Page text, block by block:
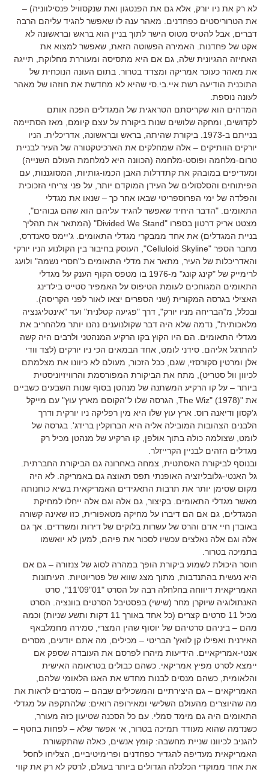
לא רק את ניו יורק, אלא גם את הפנטגון ואת שנקסוויל פנסילווניה) –
את הטרוריסטים כפחדנים. מאהר ענה לו שאפשר להגיד עליהם הרבה
דברים, אבל להטיס מטוס הישר לתוך בניין הוא בראש ובראשונה לא
אקט של פחדנות. האמירה הפשוטה הזאת, שאפשר למצוא את
האחיזה ההגיונית שלה, גם אם היא מתסיסה ומעוררת מחלוקת, תייגה
את מאהר כעוכר אמריקה ומצדד בטרור. בתום העונה הנוכחית של
התוכנית הודיעה רשת איי.בי.סי שהיא לא מחדשת את חוזהו של מאהר
לעונה נוספת.
המדהים הוא שקריסתם הטראגית של המגדלים הפכה אותם
לקדושים, ומחקה שלושים שנות ביקורת על עצם קיומם, מאז הסתיימה
בנייתם ב-1973. ביקורת שהיתה, בראש ובראשונה, אדריכלית. הניו
יורקים הוותיקים – אלה שמחלקים את הארכיטקטורה של העיר לבניית
טרום-מלחמה ופוסט-מלחמה (הכוונה היא למלחמת העולם השנייה)
ומעדיפים במובהק את קתדרלות האבן הכמו-גותיות, המסוגננות, עם
הפיתוחים והסלסולים של העידן המוקדם יותר, על פני צריחי הזכוכית
והפלדה של ימי הפרוספריטי שבאו אחר כך – שנאו את מגדלי
התאומים. "הדבר היחיד שאפשר להגיד עליהם הוא שהם גבוהים",
מצטט אריק דרטון בספרו "Divided We Stand" (המתאר את תהליך
בניית המגדלים) את אחד ממבקרי מגדלי התאומים. ג'יימס סאנדרס,
מחבר הספר "Celluloid Skyline", העוסק בחיבור בין הקולנוע הניו יורקי
והאדריכלות של העיר, מתאר את מדלי התאומים כ"חסרי נשמה" ולועג
לרימייק של "קינג קונג" מ-1976 בו מטפס הקוף הענק על מגדלי
התאומים המגוחכים לעומת הטיפוס על האמפיר סטייט בילדינג
האצילי בגרסה המקורית (שני הספרים יצאו לאור לפני הקריסה).
ובכלל, מ"הבריחה מניו יורק", דרך "פגיעה קטלנית" ועד "אינטליגנציה
מלאכותית", נדמה שלא היה דבר שקולנוענים נהנו יותר מלהחריב את
מגדלי התאומים. הם היו הקוץ בקו הרקיע המנהטני ולרבים היה קשה
להתרגל אליהם. סידני לומט, אחד הבמאים הכי ניו יורקים (לצד וודי
אלן ומרטין סקורסזי, שגם, ככל הזכור, מעולם לא כיוונו את מצלמתם
לכיוון וול סטריט), מתח את הביקורת המפורסמת והרוויזיוניסטית
ביותר – על קו הרקיע המשתנה של מנהטן בסוף שנות השבעים כשביים
את "The Wiz" (1978), הגרסה שלו ל"הקוסם מארץ עוץ" עם מייקל
ג'קסון ודיאנה רוס. ארץ עוץ שלו היא מין רפליקה ניו יורקית ודרך
הלבנים הצהובות המובילה אליה היא הברוקלין ברידג'. בגרסה של
לומט, שצולמה כולה בתוך אולפן, קו הרקיע של מנהטן מכיל רק
מגדלים הזהים לבניין הקרייזלר.
ובנוסף לביקורת האסתטית, צמחה באחרונה גם הביקורת החברתית.
גל האנטי-גלובליזציה האופנתי תפס תאוצה גם באמריקה. לא היה
מקום שסימן יותר את תרבות התאגידים האמריקאית בשיא כוחנותה
מאשר מגדלי התאומים. בקיצור, גם אלה וגם אלה ייחלו למחיקת
המגדלים, גם אם הם דיברו על מחיקה מטאפורית, כזו שאינה קשורה
באובדן חיי אדם והרס של עשרות בלוקים של דירות ומשרדים. אך גם
אלה וגם אלה נאלצים עכשיו לסכור את פיהם, למען לא יואשמו
בתמיכה בטרור.
חוסר היכולת לשמוע ביקורת הופך במהרה לסוג של צנזורה – גם אם
היא נעשית בהתנדבות, מתוך מצג שווא של פטריוטיות. העיתונות
האמריקאית דיווחה בחלחלה רבה על הסרט "01"09'11", סרט
האנתולוגיה שיוקרן מחר (שישי) בפסטיבל הסרטים בוונציה. הסרט
מכיל 11 סרטים קצרים (כל אחד באורך 11 דקות ותשע שניות) וכמה
מהם – ביניהם סרטיהם של יוסוף שהין המצרי, סמירה מחמלבאף
האירנית ואפילו קן לואץ' הבריטי – מכילים, מה אתם יודעים, מסרים
אנטי-אמריקאיים. הידיעות מיהרו לפרסם את העובדה שספק אם
יימצא לסרט מפיץ אמריקאי. כשהם כבולים בטראומה האישית
והלאומית, כשהם מנסים לבנות מחדש את האגו הלאומי שלהם,
האמריקאים – גם היצירתיים והמשכילים שבהם – מסרבים לראות את
מה שהיוצרים מהעולם השלישי ומאירופה רואים: שלהתקפה על מגדלי
התאומים היה גם מימד סמלי. עם כל הסכנה שטיעון כזה מעורר,
כשנדמה שהוא מעודד תמיכה בטרור, אי אפשר שלא – לפחות בחטף –
להגניב לכיוונו שניית מחשבה: קומץ אנשים, כאלה שהתקשורת
האמריקאית מעדיפה להגדיר כפחדנים ופרימיטיביים, הצליחו לחסל
את אחד ממוקדי הכלכלה הגדולים ביותר בעולם, לרסק לא רק את קווי